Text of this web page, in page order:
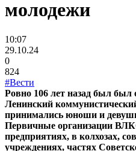
молодежи
10:07
29.10.24
0
824
#Вести
Ровно 106 лет назад был был
Ленинский
принимались юноши и
Первичные организации
предприятиях, в колхозах,
учреждениях, частях